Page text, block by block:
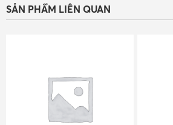
SẢN PHẨM LIÊN QUAN